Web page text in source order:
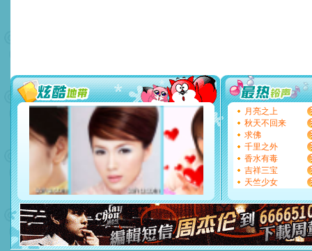
能正大光明地骚扰你,告诉
天都要快乐噢!
[圣诞节]奉上一颗祝福的心,
如意,快乐,鲜花,一切美好
[元旦]
看到你我会触电；
断电。爱你是我职业，想
你是我专业！水晶之恋祝你
[元旦]
如果上天让我许三
起；二是再生再世和你在
离。水晶之恋祝你新年快乐
[元旦]当我狠下心扭头离去
泣，这痛楚让我明白我多
卖了。水晶之恋祝你新年快
[春节]风柔雨润好月圆，半
颜！冬去春来似水如烟，
月亮之上
秋天不回来
求佛
千里之外
香水有毒
吉祥三宝
天竺少女